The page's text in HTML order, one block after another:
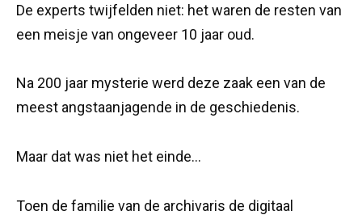
De experts twijfelden niet: het waren de resten van
een meisje van ongeveer 10 jaar oud.
Na 200 jaar mysterie werd deze zaak een van de
meest angstaanjagende in de geschiedenis.
Maar dat was niet het einde…
Toen de familie van de archivaris de digitaal